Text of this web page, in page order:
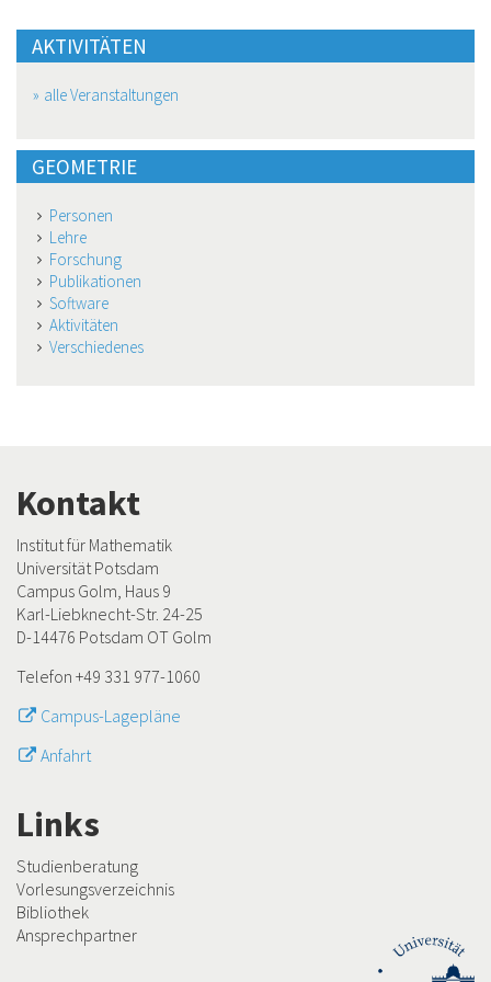
AKTIVITÄTEN
alle Veranstaltungen
GEOMETRIE
Personen
Lehre
Forschung
Publikationen
Software
Aktivitäten
Verschiedenes
Kontakt
Institut für Mathematik
Universität Potsdam
Campus Golm, Haus 9
Karl-Liebknecht-Str. 24-25
D-14476 Potsdam OT Golm
Telefon +49 331 977-1060
Campus-Lagepläne
Anfahrt
Links
Studienberatung
Vorlesungsverzeichnis
Bibliothek
Ansprechpartner